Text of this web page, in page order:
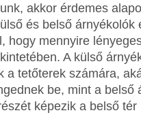
akkor érdemes
és belső árnyékolók
hogy mennyire
A külső
a tetőterek számára,
be, mint a belső
képezik a belső